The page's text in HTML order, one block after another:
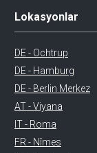
Lokasyonlar
DE - Ochtrup
DE - Hamburg
DE - Berlin Merkez
AT - Viyana
IT - Roma
FR - Nîmes